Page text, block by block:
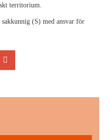
territorium.
(S) med ansvar för